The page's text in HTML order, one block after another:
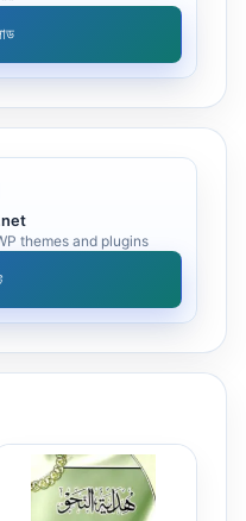
themes and plugins